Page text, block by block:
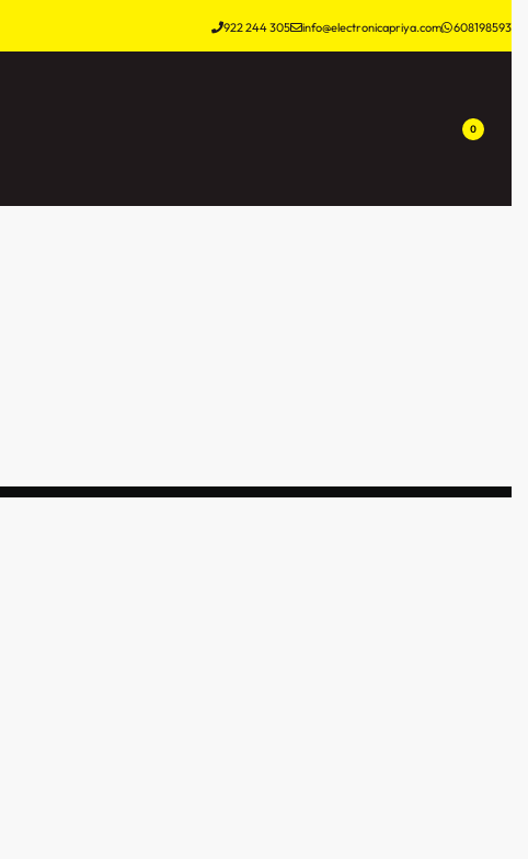
922 244 305 info@electronicapriya.com 608198593
0